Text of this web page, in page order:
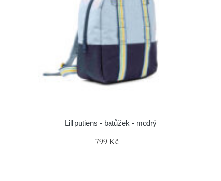
Lilliputiens - batůžek - modrý
799 Kč